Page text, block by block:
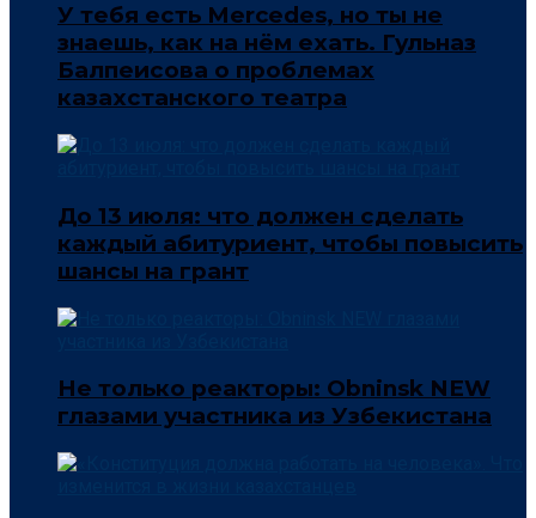
У тебя есть Mercedes, но ты не
знаешь, как на нём ехать. Гульназ
Балпеисова о проблемах
казахстанского театра
До 13 июля: что должен сделать
каждый абитуриент, чтобы повысить
шансы на грант
Не только реакторы: Obninsk NEW
глазами участника из Узбекистана